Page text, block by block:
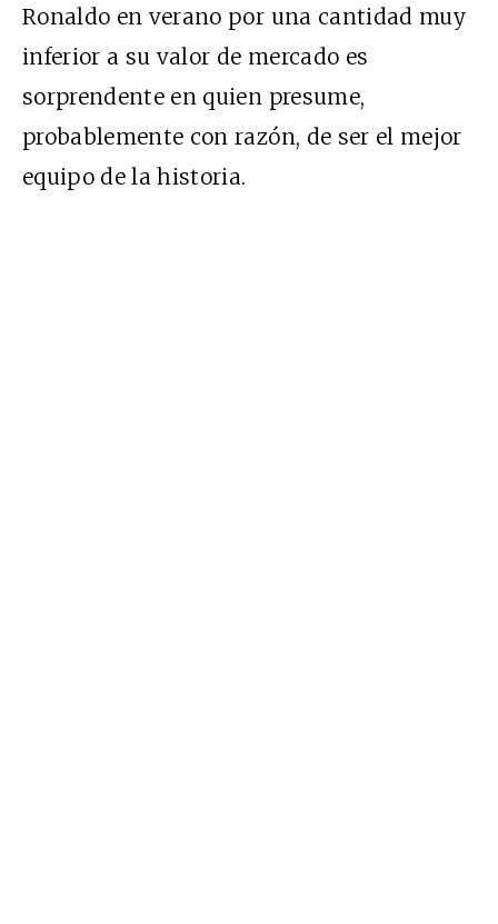
Ronaldo en verano por una cantidad muy
inferior a su valor de mercado es
sorprendente en quien presume,
probablemente con razón, de ser el mejor
equipo de la historia.